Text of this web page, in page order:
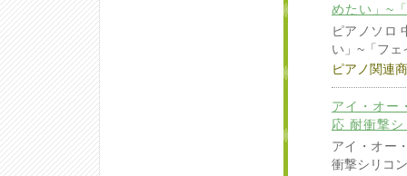
めたい」~
ピアノソロ
い」~「フェ
ピアノ関連
アイ・オー
応 耐衝撃
アイ・オー
衝撃シリコ